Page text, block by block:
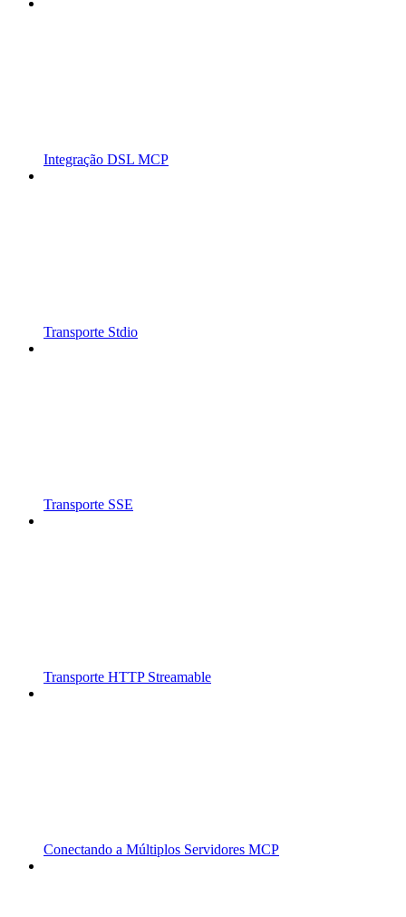
Integração DSL MCP
Transporte Stdio
Transporte SSE
Transporte HTTP Streamable
Conectando a Múltiplos Servidores MCP